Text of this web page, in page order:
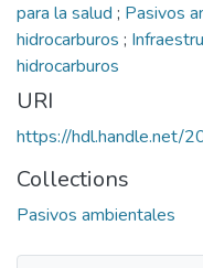
para la salud ; Pasivos
hidrocarburos ;
hidrocarburos
URI
https://hdl.handle.net/
Collections
Pasivos ambientales